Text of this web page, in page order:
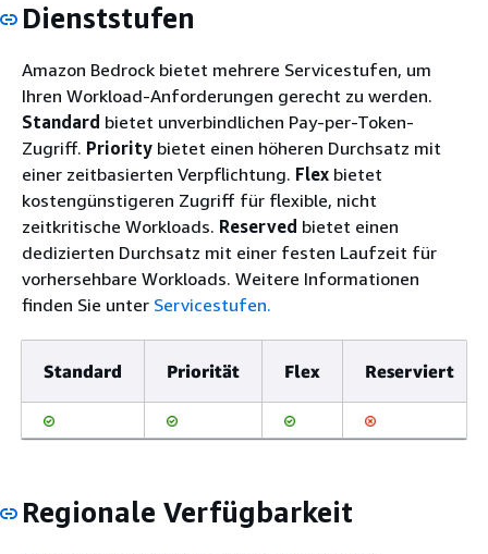
Dienststufen
Amazon Bedrock bietet mehrere Servicestufen, um
Ihren Workload-Anforderungen gerecht zu werden.
Standard bietet unverbindlichen Pay-per-Token-
Zugriff. Priority bietet einen höheren Durchsatz mit
einer zeitbasierten Verpflichtung. Flex bietet
kostengünstigeren Zugriff für flexible, nicht
zeitkritische Workloads. Reserved bietet einen
dedizierten Durchsatz mit einer festen Laufzeit für
vorhersehbare Workloads. Weitere Informationen
finden Sie unter Servicestufen.
Standard Priorität Flex Reserviert
Regionale Verfügbarkeit